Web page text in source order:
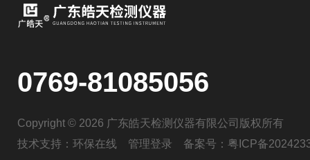
0769-81085056
Copyright © 2026 广东皓天检测仪器有限公司版权所有
技术支持： 环保在线 管理登录 备案号： 粤ICP备